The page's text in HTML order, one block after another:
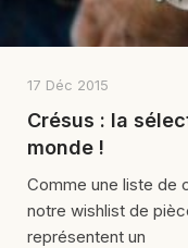
17 Déc 2015
Crésus : la
monde !
Comme une liste de
notre wishlist de
représentent un